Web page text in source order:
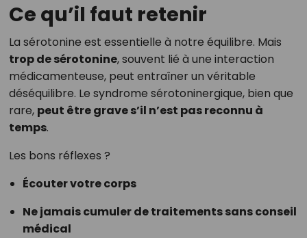
Ce qu’il faut retenir
La sérotonine est essentielle à notre équilibre. Mais
trop de sérotonine, souvent lié à une interaction
médicamenteuse, peut entraîner un véritable
déséquilibre. Le syndrome sérotoninergique, bien que
rare, peut être grave s’il n’est pas reconnu à
temps.
Les bons réflexes ?
Écouter votre corps
Ne jamais cumuler de traitements sans conseil
médical